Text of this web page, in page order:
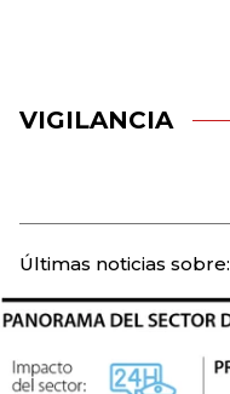
VIGILANCIA
Últimas noticias sobre: